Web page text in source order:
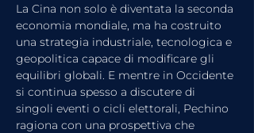
La Cina non solo è diventata la seconda
economia mondiale, ma ha costruito
una strategia industriale, tecnologica e
geopolitica capace di modificare gli
equilibri globali. E mentre in Occidente
si continua spesso a discutere di
singoli eventi o cicli elettorali, Pechino
ragiona con una prospettiva che